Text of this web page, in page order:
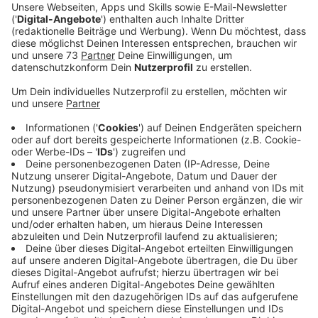
Anzeige
Willkommen im Grusel-Garten
Anzeige
Halloween ist Grusel-Zeit. So ist es auch in diesem
Jahr wieder bei Pascal Hoffmann, wenn sich sein
Garten in den ,,Garden of Horror" verwandelt. In der
selbsterrichteten ,,Lauf-Geisterbahn" kann man nicht
nur gebastelte Spinnenweben, Lichter und gruselige
Fratzen entdecken, sondern sich auch von gut 25 bis
30 verkleideten Erschreckern überraschen lassen.
Pascal hat hier schon die ein oder andere schnelle
Wandlung von ,,vorher große Klappe" zu
,,Knieschlottern" miterlebt.